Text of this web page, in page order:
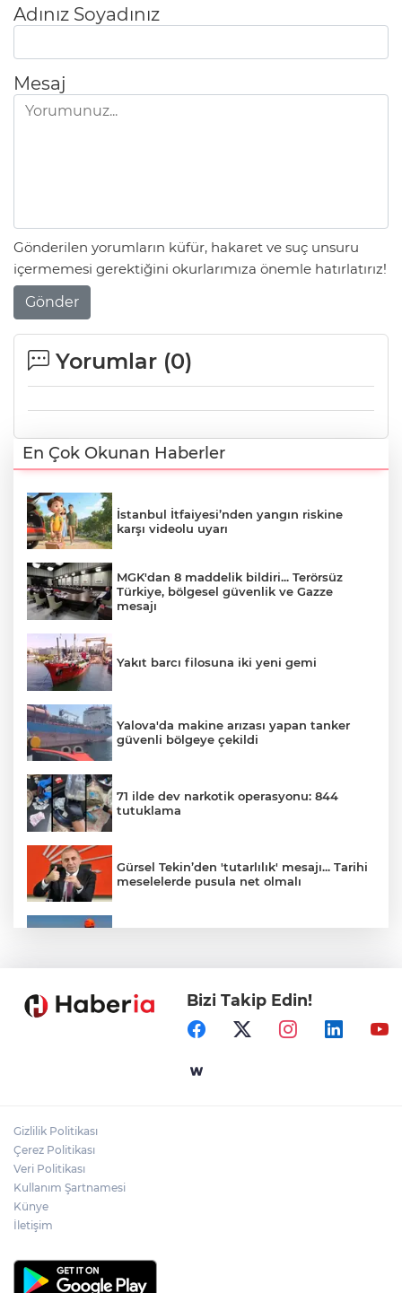
Adınız Soyadınız
Mesaj
Gönderilen yorumların küfür, hakaret ve suç unsuru
içermemesi gerektiğini okurlarımıza önemle hatırlatırız!
Gönder
Yorumlar (0)
En Çok Okunan Haberler
İstanbul İtfaiyesi’nden yangın riskine
karşı videolu uyarı
MGK'dan 8 maddelik bildiri... Terörsüz
Türkiye, bölgesel güvenlik ve Gazze
mesajı
Yakıt barcı filosuna iki yeni gemi
Yalova'da makine arızası yapan tanker
güvenli bölgeye çekildi
71 ilde dev narkotik operasyonu: 844
tutuklama
Gürsel Tekin’den 'tutarlılık' mesajı... Tarihi
meselelerde pusula net olmalı
Samsun’da Alaçam'a yeni yaşam alanı
Yapay zekada onlarca uygulamanın
Bizi Takip Edin!
Gizlilik Politikası
Çerez Politikası
Veri Politikası
Kullanım Şartnamesi
Künye
İletişim